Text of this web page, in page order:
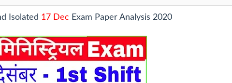
Isolated 17 Dec Exam Paper Analysis 2020